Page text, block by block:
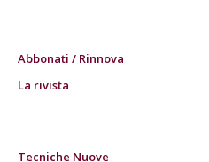
Abbonati / Rinnova
La rivista
Tecniche Nuove